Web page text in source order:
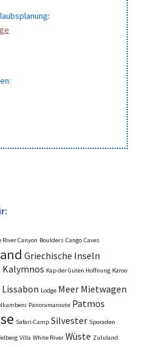
River Canyon Boulders Cango Caves
Griechische Inseln
Kalymnos Kap der Guten Hoffnung Karoo
Lissabon Lodge Meer Mietwagen
Panoramaroute Patmos
Safari-Camp Silvester Sporaden
Villa White River Wüste Zululand